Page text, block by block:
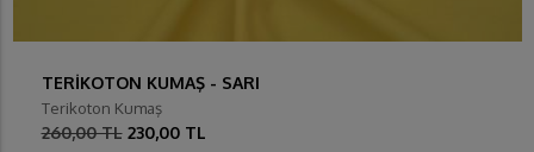
TERİKOTON KUMAŞ - SARI
Terikoton Kumaş
260,00 TL 230,00 TL